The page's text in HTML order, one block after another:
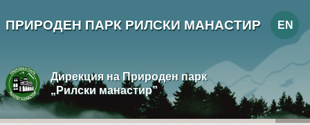
ПРИРОДЕН ПАРК РИЛСКИ МАНАСТИР EN
Дирекция на Природен парк
„Рилски манастир”